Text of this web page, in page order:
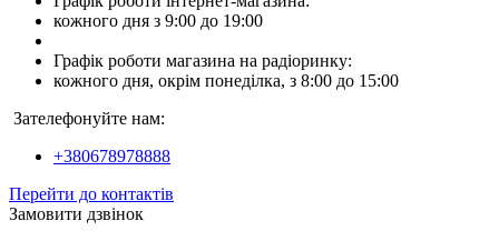
кожного дня з 9:00 до 19:00
Графік роботи магазина на радіоринку:
кожного дня, окрім понеділка, з 8:00 до 15:00
Зателефонуйте нам:
+380678978888
Перейти до контактів
Замовити дзвінок